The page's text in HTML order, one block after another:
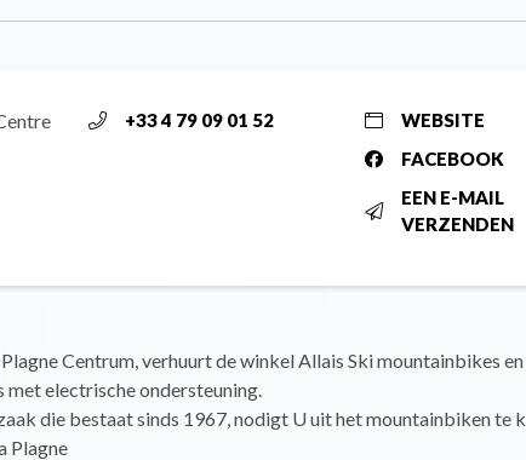
+33 4 79 09 01 52
WEBSITE
FACEBOOK
EEN E-MAIL
VERZENDEN
Centrum, verhuurt de winkel Allais Ski mountainbikes en
electrische ondersteuning.
die bestaat sinds 1967, nodigt U uit het mountainbiken te
Plagne